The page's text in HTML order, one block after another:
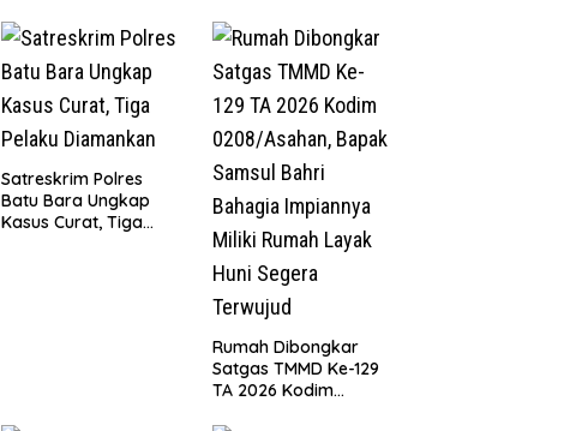
Satreskrim Polres
Batu Bara Ungkap
Kasus Curat, Tiga
Rumah Dibongkar
Satgas TMMD Ke-129
TA 2026 Kodim